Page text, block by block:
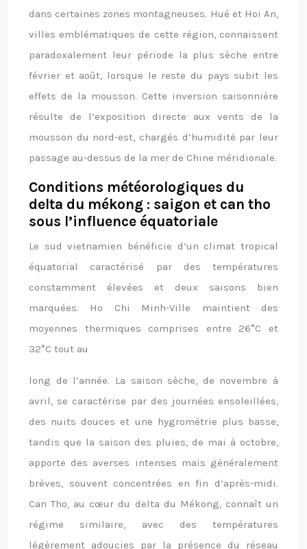
dans certaines zones montagneuses. Hué et Hoi An,
villes emblématiques de cette région, connaissent
paradoxalement leur période la plus sèche entre
février et août, lorsque le reste du pays subit les
effets de la mousson. Cette inversion saisonnière
résulte de l’exposition directe aux vents de la
mousson du nord-est, chargés d’humidité par leur
passage au-dessus de la mer de Chine méridionale.
Conditions météorologiques du
delta du mékong : saigon et can tho
sous l’influence équatoriale
Le sud vietnamien bénéficie d’un climat tropical
équatorial caractérisé par des températures
constamment élevées et deux saisons bien
marquées. Ho Chi Minh-Ville maintient des
moyennes thermiques comprises entre 26°C et
32°C tout au
long de l’année. La saison sèche, de novembre à
avril, se caractérise par des journées ensoleillées,
des nuits douces et une hygrométrie plus basse,
tandis que la saison des pluies, de mai à octobre,
apporte des averses intenses mais généralement
brèves, souvent concentrées en fin d’après-midi.
Can Tho, au cœur du delta du Mékong, connaît un
régime similaire, avec des températures
légèrement adoucies par la présence du réseau